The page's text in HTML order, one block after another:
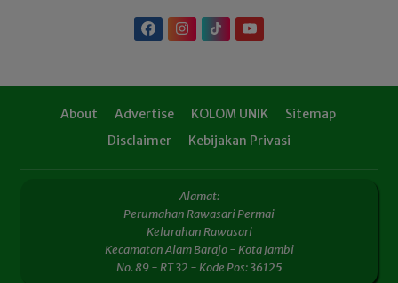
About Advertise KOLOM UNIK
Sitemap
Disclaimer
Kebijakan Privasi
Alamat:
Perumahan Rawasari Permai
Kelurahan Rawasari
Kecamatan Alam Barajo - Kota Jambi
No. 89 - RT 32 - Kode Pos: 36125